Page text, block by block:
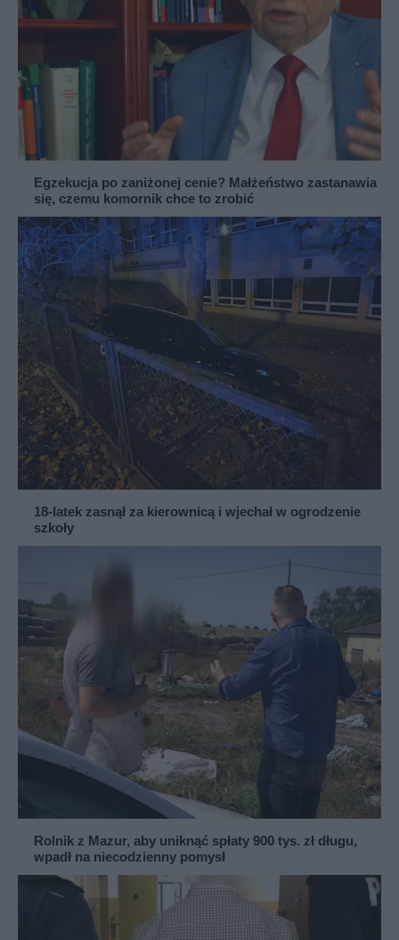
Egzekucja po zaniżonej cenie? Małżeństwo zastanawia
się, czemu komornik chce to zrobić
18-latek zasnął za kierownicą i wjechał w ogrodzenie
szkoły
Rolnik z Mazur, aby uniknąć spłaty 900 tys. zł długu,
wpadł na niecodzienny pomysł